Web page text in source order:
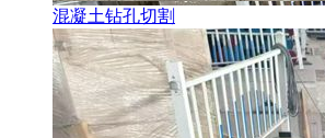
混凝土钻孔切割